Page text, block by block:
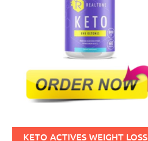
KETO ACTIVES WEIGHT LOSS